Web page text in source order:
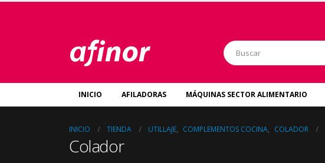
INICIO AFILADORAS MÁQUINAS SECTOR ALIMENTARIO
INICIO TIENDA UTILLAJE, COMPLEMENTOS COCINA, COLADOR
Colador